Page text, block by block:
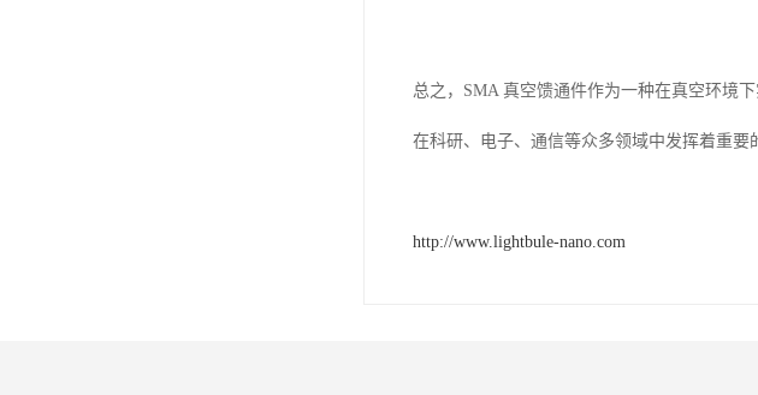
总之，SMA 真空馈通件作为一种在真空环境
在科研、电子、通信等众多领域中发挥着重要
http://www.lightbule-nano.com